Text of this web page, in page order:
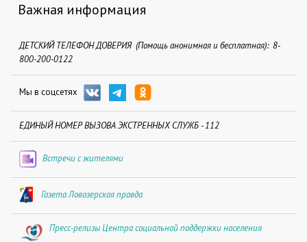
Важная информация
ДЕТСКИЙ ТЕЛЕФОН ДОВЕРИЯ (Помощь анонимная и бесплатная): 8-
800-200-0122
Мы в соцсетях
ЕДИНЫЙ НОМЕР ВЫЗОВА ЭКСТРЕННЫХ СЛУЖБ - 112
Встречи с жителями
Газета Ловозерская правда
Пресс-релизы Центра социальной поддержки населения